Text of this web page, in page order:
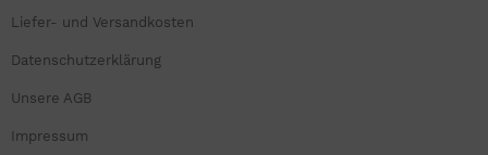
Liefer- und Versandkosten
Datenschutzerklärung
Unsere AGB
Impressum